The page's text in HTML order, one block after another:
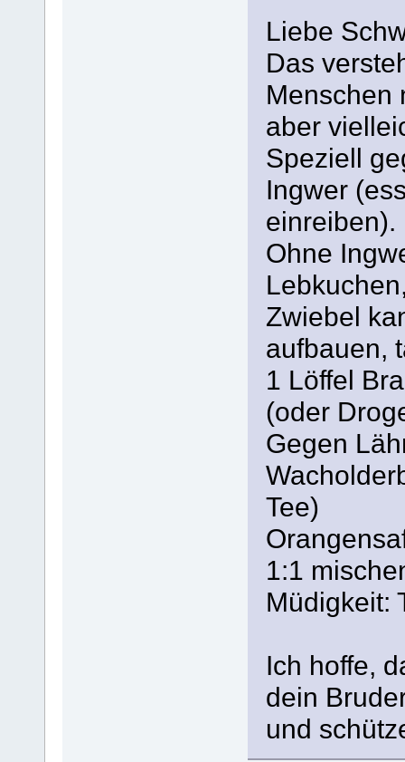
Liebe
Das
Menschen
aber
Speziell
Ingwer
einreiben).
Ohne
Zwiebel
aufbauen,
1 Löffel
(oder
Gegen
Tee)
1:1
Müdigkeit:
Ich hoffe,
dein
und